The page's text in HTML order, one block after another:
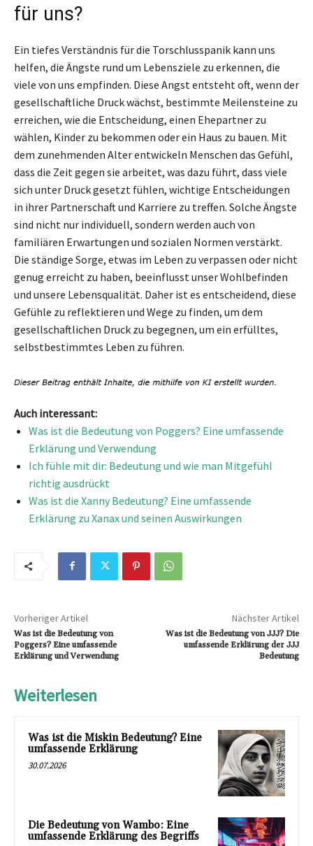
für uns?
Ein tiefes Verständnis für die Torschlusspanik kann uns
helfen, die Ängste rund um Lebensziele zu erkennen, die
viele von uns empfinden. Diese Angst entsteht oft, wenn der
gesellschaftliche Druck wächst, bestimmte Meilensteine zu
erreichen, wie die Entscheidung, einen Ehepartner zu
wählen, Kinder zu bekommen oder ein Haus zu bauen. Mit
dem zunehmenden Alter entwickeln Menschen das Gefühl,
dass die Zeit gegen sie arbeitet, was dazu führt, dass viele
sich unter Druck gesetzt fühlen, wichtige Entscheidungen
in ihrer Partnerschaft und Karriere zu treffen. Solche Ängste
sind nicht nur individuell, sondern werden auch von
familiären Erwartungen und sozialen Normen verstärkt.
Die ständige Sorge, etwas im Leben zu verpassen oder nicht
genug erreicht zu haben, beeinflusst unser Wohlbefinden
und unsere Lebensqualität. Daher ist es entscheidend, diese
Gefühle zu reflektieren und Wege zu finden, um dem
gesellschaftlichen Druck zu begegnen, um ein erfülltes,
selbstbestimmtes Leben zu führen.
Auch interessant:
Was ist die Bedeutung von Poggers? Eine umfassende
Erklärung und Verwendung
Ich fühle mit dir: Bedeutung und wie man Mitgefühl
richtig ausdrückt
Was ist die Xanny Bedeutung? Eine umfassende
Erklärung zu Xanax und seinen Auswirkungen
Vorheriger Artikel
Was ist die Bedeutung von
Poggers? Eine umfassende
Erklärung und Verwendung
Nächster Artikel
Was ist die Bedeutung von JJJ? Die
umfassende Erklärung der JJJ
Bedeutung
Weiterlesen
Was ist die Miskin Bedeutung? Eine
umfassende Erklärung
30.07.2026
Die Bedeutung von Wambo: Eine
umfassende Erklärung des Begriffs